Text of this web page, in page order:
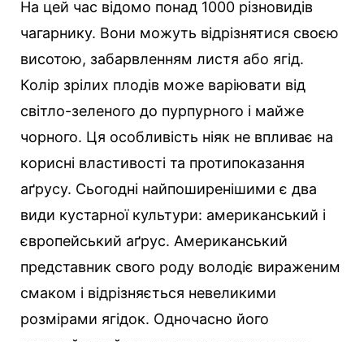
На цей час відомо понад 1000 різновидів
чагарнику. Вони можуть відрізнятися своєю
висотою, забарвленням листя або ягід.
Колір зрілих плодів може варіювати від
світло-зеленого до пурпурного і майже
чорного. Ця особливість ніяк не впливає на
корисні властивості та протипоказання
аґрусу. Сьогодні найпоширенішими є два
види кустарної культури: американський і
європейський аґрус. Американський
представник свого роду володіє вираженим
смаком і відрізняється невеликими
розмірами ягідок. Одночасно його